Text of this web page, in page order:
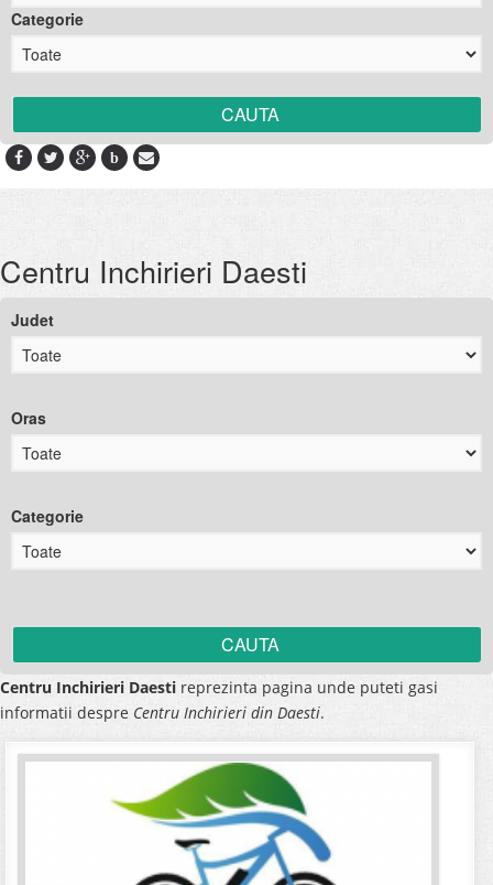
Categorie
b
Centru Inchirieri Daesti
Judet
Oras
Categorie
Centru Inchirieri Daesti reprezinta pagina unde puteti gasi
informatii despre Centru Inchirieri din Daesti.